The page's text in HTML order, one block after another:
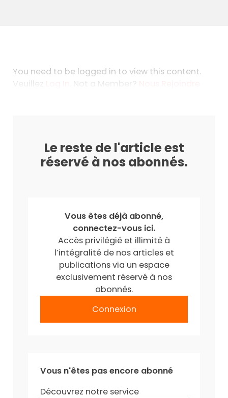
You need to be logged in to view this content.
Veuillez
. Not a Member?
Le reste de l'article est
réservé à nos abonnés.
Vous êtes déjà abonné,
connectez-vous ici.
Accès privilégié et illimité à
l’intégralité de nos articles et
publications via un espace
exclusivement réservé à nos
abonnés.
Connexion
Vous n'êtes pas encore abonné
Découvrez notre service